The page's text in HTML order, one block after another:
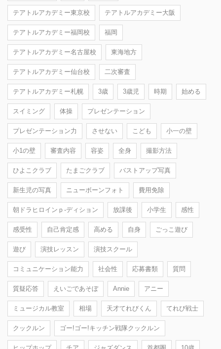
テアトルアカデミー東京校 テアトルアカデミー大阪
テアトルアカデミー福岡校 福岡
テアトルアカデミー名古屋校 東海地方
テアトルアカデミー仙台校 二次審査
テアトルアカデミー札幌 3歳 3歳児 時期 始める
スイミング 体操 プレゼンテーション
プレゼンテーション力 させない こども 小一の壁
小1の壁 審査内容 容姿 全身 撮影方法
ひよこクラブ たまごクラブ バストアップ写真
新生児の写真 ニューボーンフォト 費用免除
朝ドラヒロインｐ-ディション 放課後 小学生 感性
感受性 自己肯定感 高める 自身 ごっこ遊び
遊び 演技レッスン 演技スクール
コミュニケーション能力 社会性 応募書類 質問
質疑応答 えいごであそぼ Annie アニー
ミュージカル教室 相場 天才てれびくん てれび戦士
クックルン ゴー!ゴー!キッチン戦隊クックルン